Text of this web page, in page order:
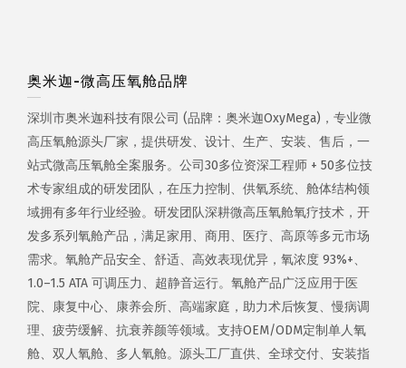
奥米迦-微高压氧舱品牌
深圳市奥米迦科技有限公司 (品牌：奥米迦OxyMega)，专业微
高压氧舱源头厂家，提供研发、设计、生产、安装、售后，一
站式微高压氧舱全案服务。公司30多位资深工程师 + 50多位技
术专家组成的研发团队，在压力控制、供氧系统、舱体结构领
域拥有多年行业经验。研发团队深耕微高压氧舱氧疗技术，开
发多系列氧舱产品，满足家用、商用、医疗、高原等多元市场
需求。氧舱产品安全、舒适、高效表现优异，氧浓度 93%+、
1.0–1.5 ATA 可调压力、超静音运行。氧舱产品广泛应用于医
院、康复中心、康养会所、高端家庭，助力术后恢复、慢病调
理、疲劳缓解、抗衰养颜等领域。支持OEM/ODM定制单人氧
舱、双人氧舱、多人氧舱。源头工厂直供、全球交付、安装指